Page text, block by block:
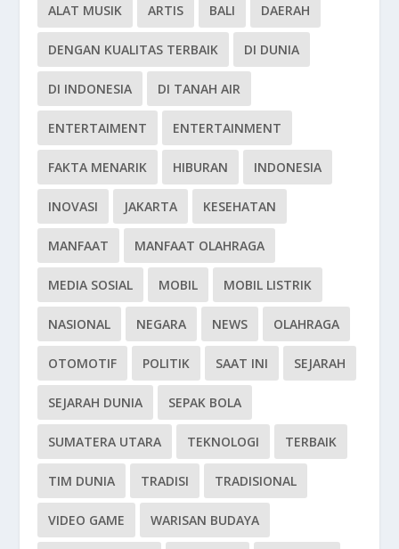
ALAT MUSIK ARTIS BALI DAERAH
DENGAN KUALITAS TERBAIK DI DUNIA
DI INDONESIA DI TANAH AIR
ENTERTAIMENT ENTERTAINMENT
FAKTA MENARIK HIBURAN INDONESIA
INOVASI JAKARTA KESEHATAN
MANFAAT MANFAAT OLAHRAGA
MEDIA SOSIAL MOBIL MOBIL LISTRIK
NASIONAL NEGARA NEWS OLAHRAGA
OTOMOTIF POLITIK SAAT INI SEJARAH
SEJARAH DUNIA SEPAK BOLA
SUMATERA UTARA TEKNOLOGI TERBAIK
TIM DUNIA TRADISI TRADISIONAL
VIDEO GAME WARISAN BUDAYA